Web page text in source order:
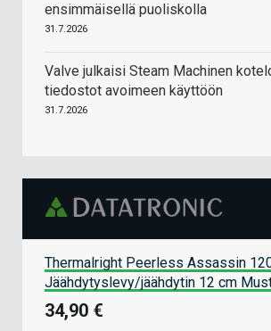
ensimmäisellä puoliskolla
31.7.2026
Valve julkaisi Steam Machinen
tiedostot avoimeen käyttöön
31.7.2026
Thermalright Peerless Assassin
Jäähdytyslevy/jäähdytin 12 cm
34,90 €